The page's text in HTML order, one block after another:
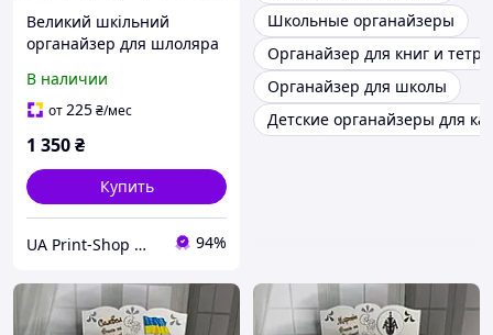
Великий шкільний
органайзер для шлоляра
В наличии
от225₴/мес
1 350₴
Купить
UA Print-Shop ​💙💛 94%
Школьные органайзеры
Органайзер для книг и
Органайзер для школы
Детские органайзеры для